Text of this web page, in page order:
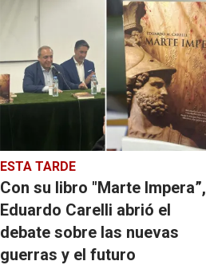
ESTA TARDE
Con su libro "Marte Impera”,
Eduardo Carelli abrió el
debate sobre las nuevas
guerras y el futuro